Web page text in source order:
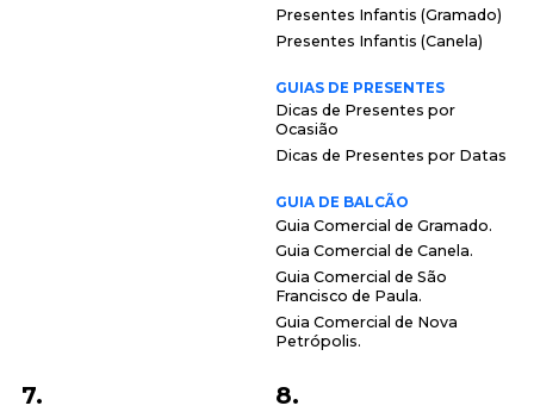
Presentes Infantis (Gramado)
Presentes Infantis (Canela)
GUIAS DE PRESENTES
Dicas de Presentes por
Ocasião
Dicas de Presentes por Datas
GUIA DE BALCÃO
Guia Comercial de Gramado.
Guia Comercial de Canela.
Guia Comercial de São
Francisco de Paula.
Guia Comercial de Nova
Petrópolis.
7. 8.